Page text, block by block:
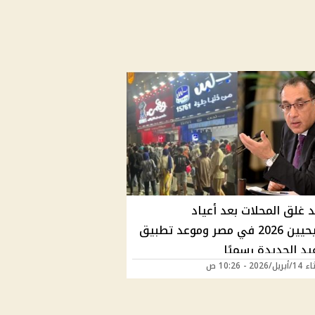
غلق المحلات بعد أعياد
المسيحيين 2026 في مصر وموعد تطبيق
الجديدة رسميًا
- 10:26 ص